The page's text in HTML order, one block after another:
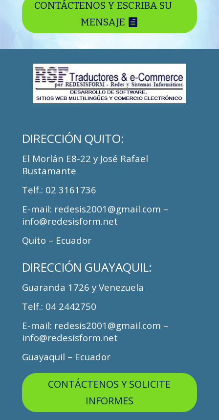
CONTÁCTENOS Y ESCRIBA SU
MENSAJE
DIRECCIÓN QUITO:
El Morlán E8-22 y José Rafael
Bustamante
Telf.: 02 3161736
E-mail: redesis2001@gmail.com –
info@redesisform.net
Quito – Ecuador
DIRECCIÓN GUAYAQUIL:
Guaranda 1726 y Venezuela
Telf.: 04 2442750
E-mail: redesis2001@gmail.com –
info@redesisform.net
Guayaquil – Ecuador
CONTÁCTENOS Y SOLICITE
INFORMES